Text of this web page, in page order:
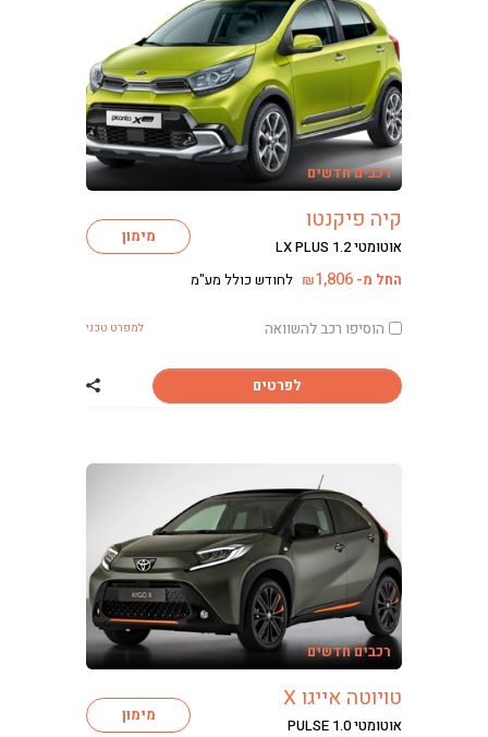
רכבים חדשים
קיה פיקנטו
אוטומטי LX PLUS 1.2 מימון
החל מ- ₪1,806 לחודש כולל מע"מ
הוסיפו רכב להשוואה למפרט טכני
לפרטים שתף רכב קיה
רכבים חדשים
טויוטה אייגו X
אוטומטי PULSE 1.0 מימון